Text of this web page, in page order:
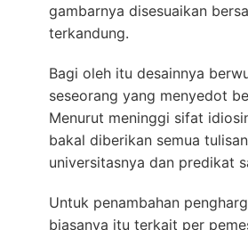
gambarnya disesuaikan
terkandung.
Bagi oleh itu desainnya
seseorang yang menyedot
Menurut meninggi sifat
bakal diberikan semua
universitasnya dan predikat
Untuk penambahan
biasanya itu terkait per